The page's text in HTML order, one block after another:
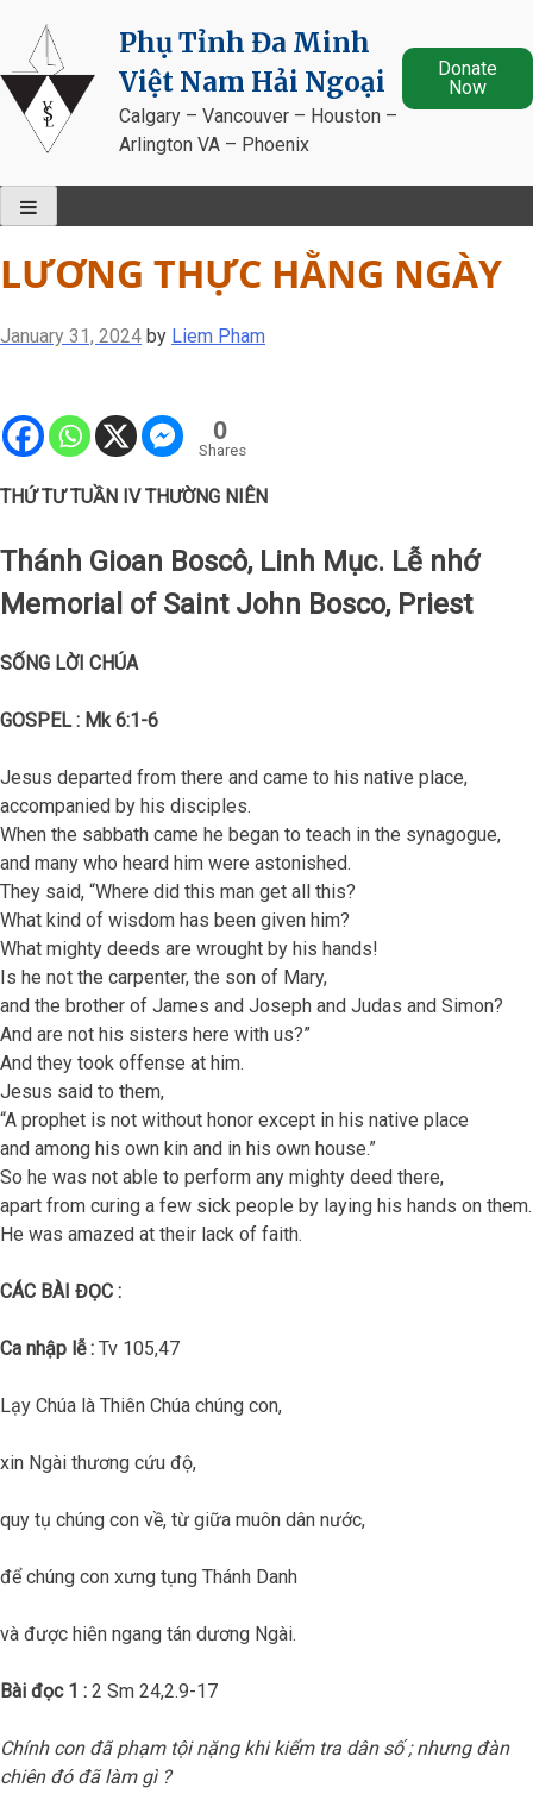
content
Phụ Tỉnh Đa Minh
Việt Nam Hải Ngoại
Calgary – Vancouver – Houston –
Arlington VA – Phoenix
Donate
Now
LƯƠNG THỰC HẰNG NGÀY
January 31, 2024 by Liem Pham
0
Shares
THỨ TƯ TUẦN IV THƯỜNG NIÊN
Thánh Gioan Boscô, Linh Mục. Lễ nhớ
Memorial of Saint John Bosco, Priest
SỐNG LỜI CHÚA
GOSPEL : Mk 6:1-6
Jesus departed from there and came to his native place,
accompanied by his disciples.
When the sabbath came he began to teach in the synagogue,
and many who heard him were astonished.
They said, “Where did this man get all this?
What kind of wisdom has been given him?
What mighty deeds are wrought by his hands!
Is he not the carpenter, the son of Mary,
and the brother of James and Joseph and Judas and Simon?
And are not his sisters here with us?”
And they took offense at him.
Jesus said to them,
“A prophet is not without honor except in his native place
and among his own kin and in his own house.”
So he was not able to perform any mighty deed there,
apart from curing a few sick people by laying his hands on them.
He was amazed at their lack of faith.
CÁC BÀI ĐỌC :
Ca nhập lễ : Tv 105,47
Lạy Chúa là Thiên Chúa chúng con,
xin Ngài thương cứu độ,
quy tụ chúng con về, từ giữa muôn dân nước,
để chúng con xưng tụng Thánh Danh
và được hiên ngang tán dương Ngài.
Bài đọc 1 : 2 Sm 24,2.9-17
Chính con đã phạm tội nặng khi kiểm tra dân số ; nhưng đàn
chiên đó đã làm gì ?